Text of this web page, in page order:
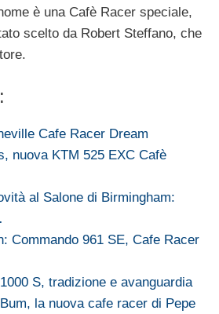
è una Cafè Racer speciale,
scelto da Robert Steffano, che
Cafe Racer Dream
nuova KTM 525 EXC Cafè
al Salone di Birmingham:
Commando 961 SE, Cafe Racer
S, tradizione e avanguardia
la nuova cafe racer di Pepe